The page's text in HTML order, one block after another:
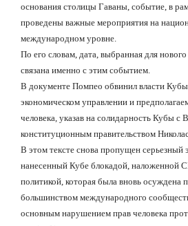
основания столицы Гаваны, событие, в
проведены важные мероприятия на
международном уровне.
По его словам, дата, выбранная для
связана именно с этим событием.
В документе Помпео обвинил власти Кубы
экономическом управлении и
человека, указав на солидарность Кубы с
конституционным правительством
В этом тексте снова пропущен серьезный
нанесенный Кубе блокадой, наложенной
политикой, которая была вновь осуждена
большинством международного
основным нарушением прав человека